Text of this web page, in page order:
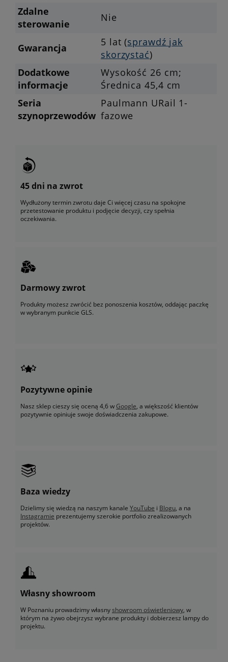
Zdalne
sterowanie
Nie
Gwarancja 5 lat (sprawdź jak
skorzystać)
Dodatkowe
informacje
Wysokość 26 cm;
Średnica 45,4 cm
Seria
szynoprzewodów
Paulmann URail 1-
fazowe
45 dni na zwrot
Wydłużony termin zwrotu daje Ci więcej czasu na spokojne
przetestowanie produktu i podjęcie decyzji, czy spełnia
oczekiwania.
Darmowy zwrot
Produkty możesz zwrócić bez ponoszenia kosztów, oddając paczkę
w wybranym punkcie GLS.
Pozytywne opinie
Nasz sklep cieszy się oceną 4,6 wGoogle, a większość klientów
pozytywnie opiniuje swoje doświadczenia zakupowe.
Baza wiedzy
Dzielimy się wiedzą na naszym kanale YouTube i Blogu, a na
Instagramie prezentujemy szerokie portfolio zrealizowanych
projektów.
Własny showroom
W Poznaniu prowadzimy własnyshowroom oświetleniowy, w
którym na żywo obejrzysz wybrane produkty i dobierzesz lampy do
projektu.